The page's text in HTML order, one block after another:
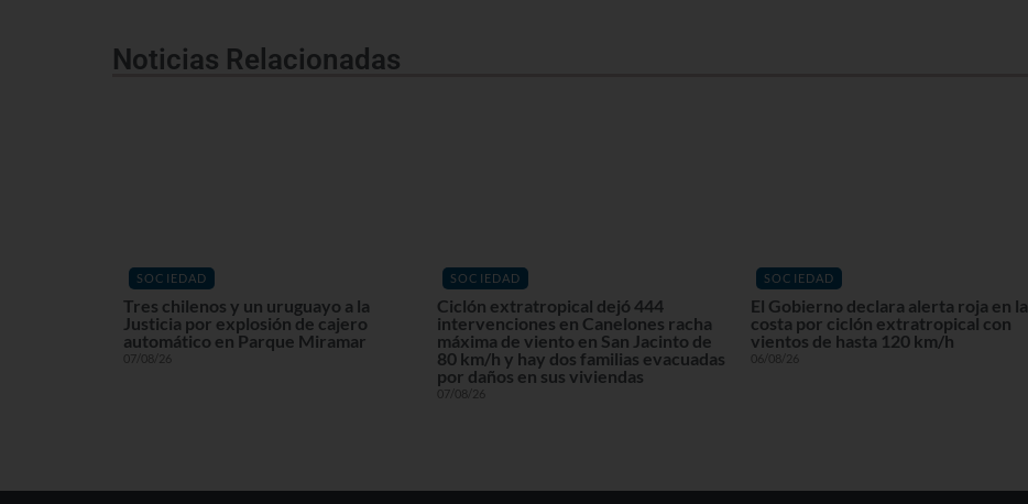
Noticias Relacionadas
SOCIEDAD
Tres chilenos y un uruguayo a la
Justicia por explosión de cajero
automático en Parque Miramar
07/08/26
SOCIEDAD
Ciclón extratropical dejó 444
intervenciones en Canelones racha
máxima de viento en San Jacinto de
80 km/h y hay dos familias evacuadas
por daños en sus viviendas
07/08/26
SOCIEDAD
El Gobierno declara alerta roja en la
costa por ciclón extratropical con
vientos de hasta 120 km/h
06/08/26